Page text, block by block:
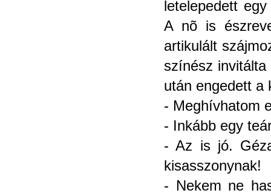
letelepedett
A nõ is
artikulált
színész
után engedett a
- Meghívhatom
- Inkább egy
- Az is jó.
kisasszonynak!
- Nekem ne